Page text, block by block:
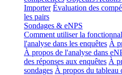
Importer Évaluation des
les pairs
Sondages & eNPS
Comment utiliser la
l'analyse dans les enquêtes À
À propos de l'analyse dans
des réponses aux enquêtes À
sondages À propos du tableau